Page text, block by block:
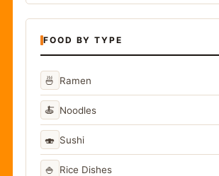
FOOD BY TYPE
🍜 Ramen
🍝 Noodles
🍣 Sushi
🍚 Rice Dishes